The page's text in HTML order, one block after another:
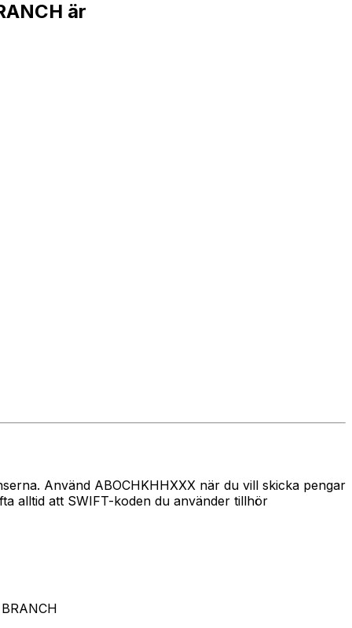
är
Använd ABOCHKHHXXX när du vill skicka pengar
alltid att SWIFT-koden du använder tillhör